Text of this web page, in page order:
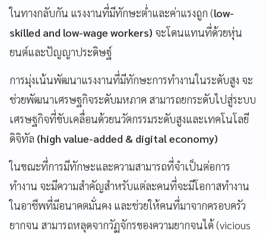
ในทางกลับกัน แรงงานที่มีทักษะต่ำและค่าแรงถูก (low-
skilled and low-wage workers) จะโดนแทนที่ด้วยหุ่น
ยนต์และปัญญาประดิษฐ์
การมุ่งเน้นพัฒนาแรงงานที่มีทักษะการทำงานในระดับสูง จะ
ช่วยพัฒนาเศรษฐกิจระดับมหภาค สามารถยกระดับไปสู่ระบบ
เศรษฐกิจที่ขับเคลื่อนด้วยนวัตกรรมระดับสูงและเทคโนโลยี
ดิจิทัล (high value-added & digital economy)
ในขณะที่การมีทักษะและความสามารถที่จำเป็นต่อการ
ทำงาน จะมีความสำคัญสำหรับแต่ละคนที่จะมีโอกาสทำงาน
ในอาชีพที่มีอนาคตมั่นคง และช่วยให้คนที่มาจากครอบครัว
ยากจน สามารถหลุดจากวัฏจักรของความยากจนได้ (vicious